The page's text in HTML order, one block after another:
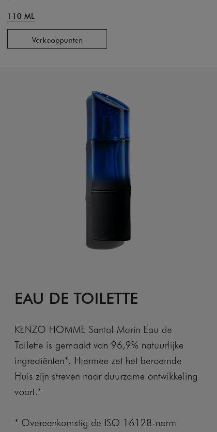
110 ML
Verkooppunten
EAU DE TOILETTE
KENZO HOMME Santal Marin Eau de
Toilette is gemaakt van 96,9% natuurlijke
ingrediënten*. Hiermee zet het beroemde
Huis zijn streven naar duurzame ontwikkeling
voort.*
* Overeenkomstig de ISO 16128-norm